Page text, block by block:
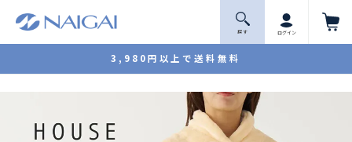
3,980円以上で送料無料
探 す ログイン